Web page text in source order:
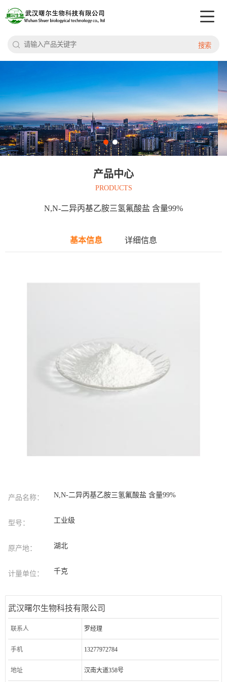
搜索
产品中心
PRODUCTS
N,N-二异丙基乙胺三氢氟酸盐 含量99%
基本信息 详细信息
产品名称： N,N-二异丙基乙胺三氢氟酸盐 含量99%
型号： 工业级
原产地： 湖北
计量单位： 千克
武汉曙尔生物科技有限公司
联系人 罗经理
手机 13277972784
地址 汉南大道358号